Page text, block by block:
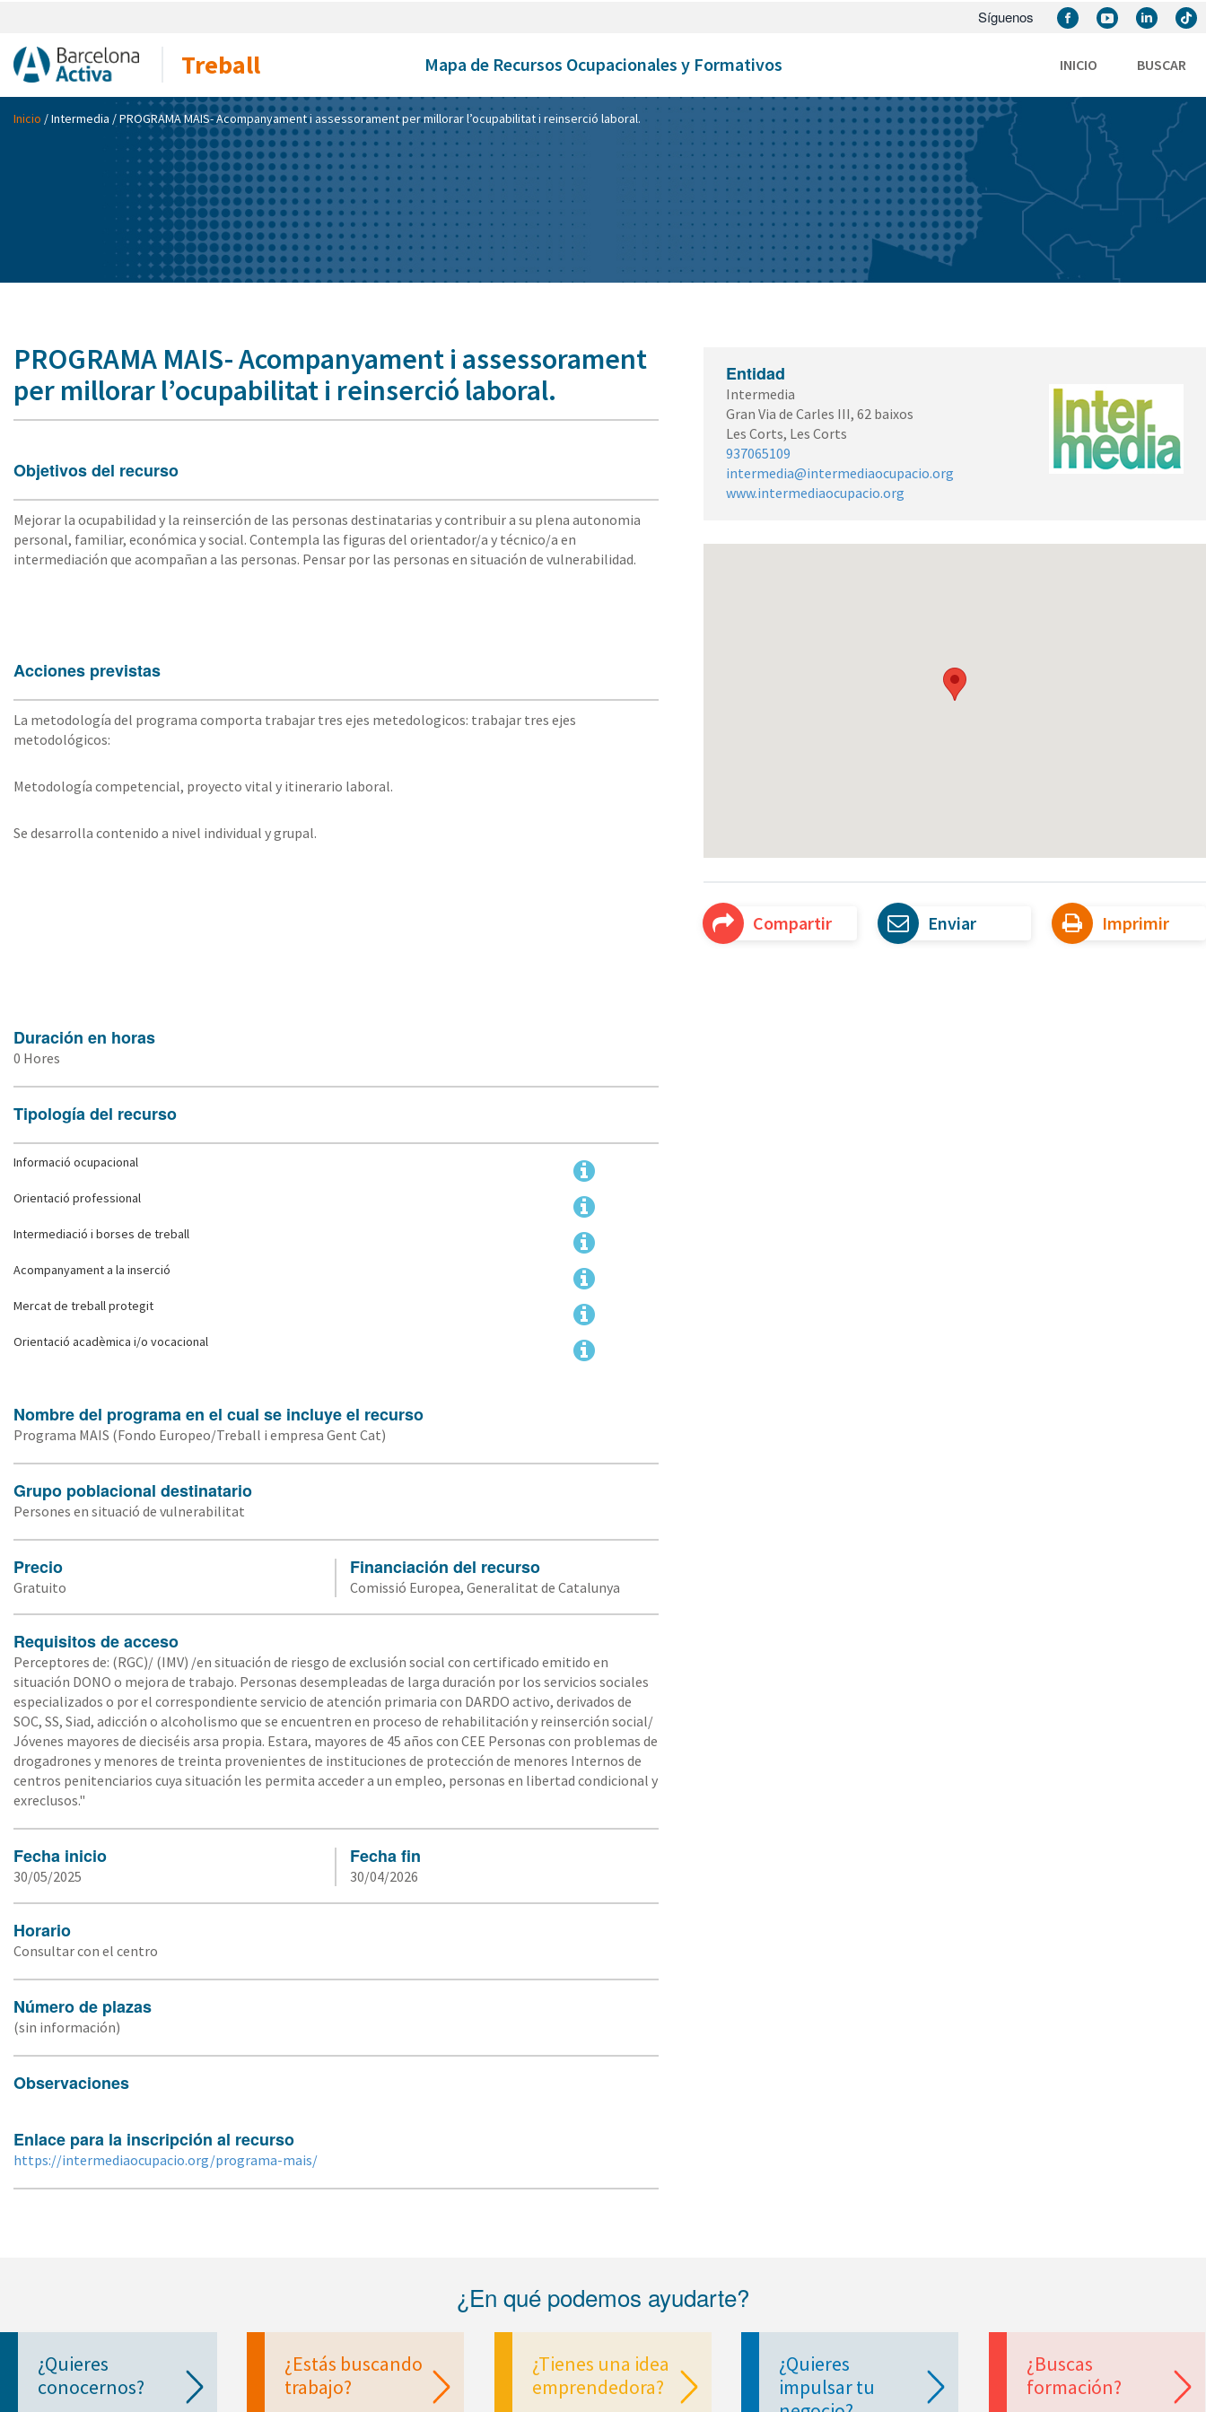
Síguenos
Mapa de Recursos Ocupacionales y Formativos
Treball INICIO BUSCAR
Inicio /Intermedia / PROGRAMA MAIS- Acompanyament i assessorament per millorar l’ocupabilitat i reinserció laboral.
PROGRAMA MAIS- Acompanyament i assessorament
per millorar l’ocupabilitat i reinserció laboral.
Objetivos del recurso
Mejorar la ocupabilidad y la reinserción de las personas destinatarias y contribuir a su plena autonomia
personal, familiar, económica y social. Contempla las figuras del orientador/a y técnico/a en
intermediación que acompañan a las personas. Pensar por las personas en situación de vulnerabilidad.
Acciones previstas
La metodología del programa comporta trabajar tres ejes metedologicos: trabajar tres ejes
metodológicos:
Metodología competencial, proyecto vital y itinerario laboral.
Se desarrolla contenido a nivel individual y grupal.
Duración en horas
0 Hores
Tipología del recurso
Informació ocupacional
Orientació professional
Intermediació i borses de treball
Acompanyament a la inserció
Mercat de treball protegit
Orientació acadèmica i/o vocacional
Nombre del programa en el cual se incluye el recurso
Programa MAIS (Fondo Europeo/Treball i empresa Gent Cat)
Grupo poblacional destinatario
Persones en situació de vulnerabilitat
Precio
Gratuito
Financiación del recurso
Comissió Europea, Generalitat de Catalunya
Requisitos de acceso
Perceptores de: (RGC)/ (IMV) /en situación de riesgo de exclusión social con certificado emitido en
situación DONO o mejora de trabajo. Personas desempleadas de larga duración por los servicios sociales
especializados o por el correspondiente servicio de atención primaria con DARDO activo, derivados de
SOC, SS, Siad, adicción o alcoholismo que se encuentren en proceso de rehabilitación y reinserción social/
Jóvenes mayores de dieciséis arsa propia. Estara, mayores de 45 años con CEE Personas con problemas de
drogadrones y menores de treinta provenientes de instituciones de protección de menores Internos de
centros penitenciarios cuya situación les permita acceder a un empleo, personas en libertad condicional y
exreclusos."
Fecha inicio
30/05/2025
Fecha fin
30/04/2026
Horario
Consultar con el centro
Número de plazas
(sin información)
Observaciones
Enlace para la inscripción al recurso
https://intermediaocupacio.org/programa-mais/
Entidad
Intermedia
Gran Via de Carles III, 62 baixos
Les Corts, Les Corts
937065109
intermedia@intermediaocupacio.org
www.intermediaocupacio.org
Compartir Enviar Imprimir
¿En qué podemos ayudarte?
¿Quieres
conocernos?
¿Estás buscando
trabajo?
¿Tienes una idea
emprendedora?
¿Quieres
impulsar tu
¿Buscas
formación?